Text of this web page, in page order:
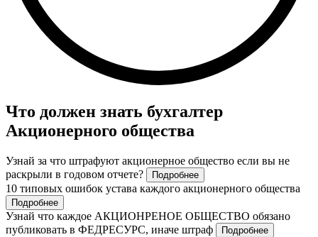
Что должен знать бухгалтер
Акционерного общества
Узнай за что штрафуют акционерное общество если вы не
раскрыли в годовом отчете?
Подробнее
10 типовых ошибок устава каждого акционерного общества
Подробнее
Узнай что каждое АКЦИОНРЕНОЕ ОБЩЕСТВО обязано
публиковать в ФЕДРЕСУРС, иначе штраф
Подробнее